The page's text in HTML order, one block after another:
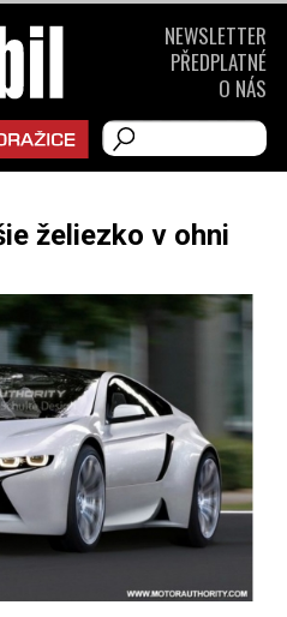
želiezko v ohni
NEWSLETTER
PŘEDPLATNÉ
O NÁS